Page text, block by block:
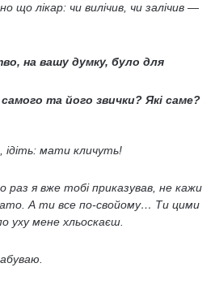
лікар: чи вилічив, чи залічив —
на вашу думку, було для
та його звички? Які саме?
мати кличуть!
раз я вже тобі приказував, не кажи
А ти все по-свойому… Ти цими
уху мене хльоскаєш.